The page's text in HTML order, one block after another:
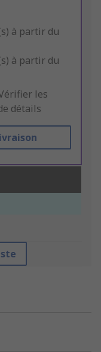
à partir du
à partir du
les
détails